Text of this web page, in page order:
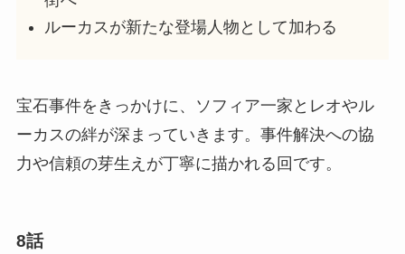
ルーカスが新たな登場人物として加わる
宝石事件をきっかけに、ソフィア一家とレオやル
ーカスの絆が深まっていきます。事件解決への協
力や信頼の芽生えが丁寧に描かれる回です。
8話